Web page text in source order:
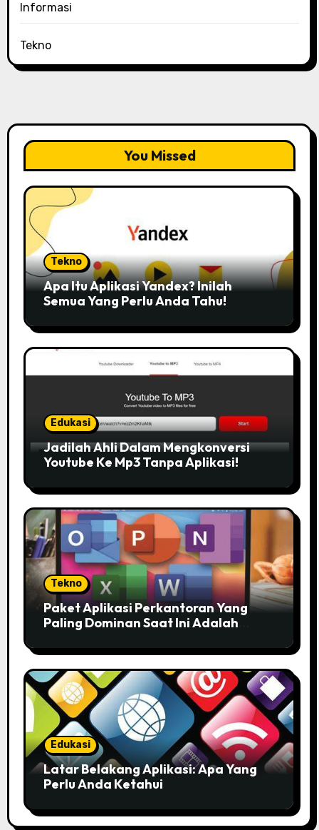
Informasi
Tekno
You Missed
Tekno
Apa Itu Aplikasi Yandex? Inilah
Semua Yang Perlu Anda Tahu!
Edukasi
Jadilah Ahli Dalam Mengkonversi
Youtube Ke Mp3 Tanpa Aplikasi!
Tekno
Paket Aplikasi Perkantoran Yang
Paling Dominan Saat Ini Adalah
Anda!
Edukasi
Latar Belakang Aplikasi: Apa Yang
Perlu Anda Ketahui